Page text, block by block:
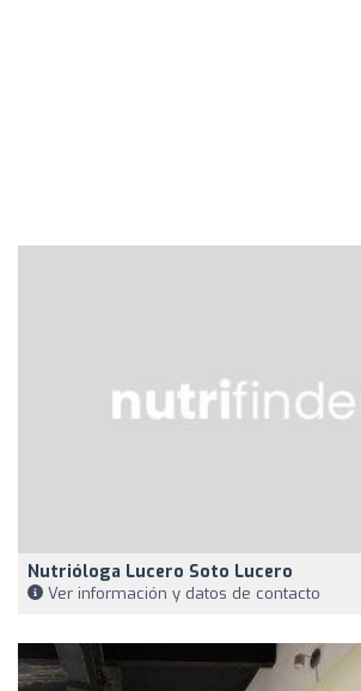
Nutrióloga Lucero Soto Lucero
Ver información y datos de contacto